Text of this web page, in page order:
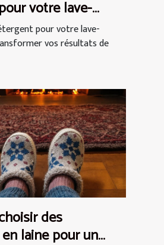
votre lave-
pour votre lave-
vos résultats de
des
laine pour un